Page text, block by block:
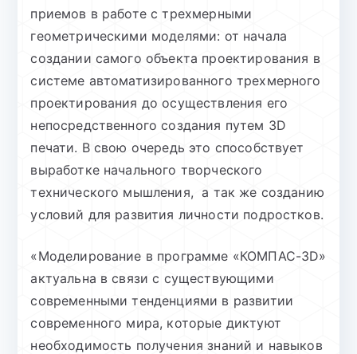
приемов в работе с трехмерными
геометрическими моделями: от начала
создании самого объекта проектирования в
системе автоматизированного трехмерного
проектирования до осуществления его
непосредственного создания путем 3D
печати. В свою очередь это способствует
выработке начального творческого
технического мышления, а так же созданию
условий для развития личности подростков.
«Моделирование в программе «КОМПАС-3D»
актуальна в связи с существующими
современными тенденциями в развитии
современного мира, которые диктуют
необходимость получения знаний и навыков